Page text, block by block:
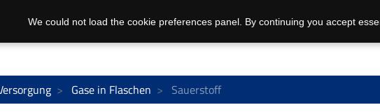
Gase in Flaschen Sauerstoff
We could not load the cookie preferences panel. By continuing you accept